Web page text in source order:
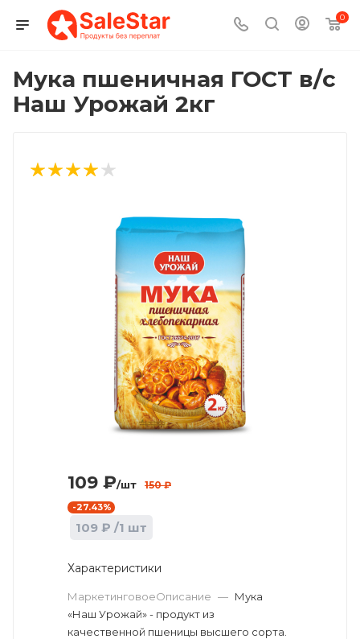
0
Мука пшеничная ГОСТ в/с
Наш Урожай 2кг
109 ₽/шт 150₽
-27.43%
109 ₽ /1 шт
Характеристики
МаркетинговоеОписание — Мука
«Наш Урожай» - продукт из
качественной пшеницы высшего сорта.